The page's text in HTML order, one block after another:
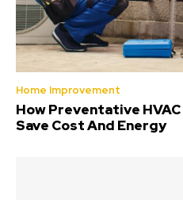
Home Improvement
How Preventative
Save Cost And Energy